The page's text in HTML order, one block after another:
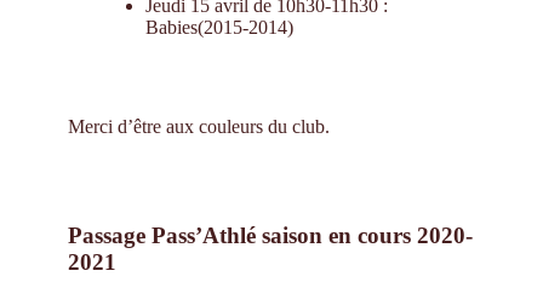
Jeudi 15 avril de 10h30-11h30 :
Babies(2015-2014)
Merci d’être aux couleurs du club.
Passage Pass’Athlé saison en cours 2020-
2021